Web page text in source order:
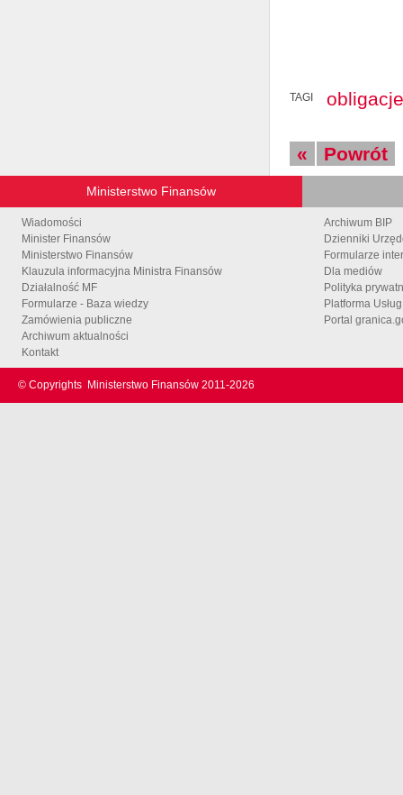
TAGI
« Powrót
Ministerstwo Finansów
Wiadomości
Minister Finansów
Ministerstwo Finansów
Klauzula informacyjna Ministra Finansów
Działalność MF
Formularze - Baza wiedzy
Zamówienia publiczne
Archiwum aktualności
Kontakt
Archiwum BIP
Dzienniki
Formularze
Dla mediów
Polityka
Platforma
Portal
© Copyrights Ministerstwo Finansów 2011-2026